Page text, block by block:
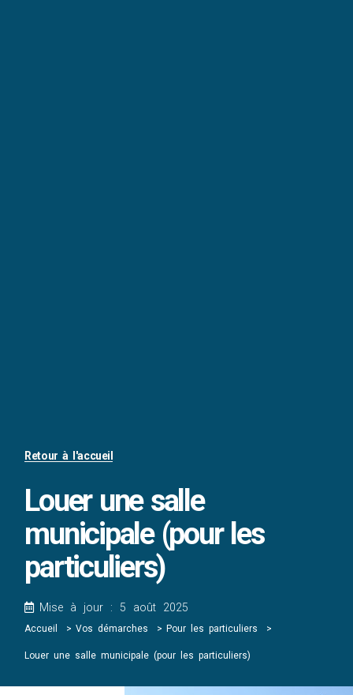
Retour à l'accueil
Louer une salle
municipale (pour les
particuliers)
Mise à jour : 5 août 2025
Accueil Vos démarches Pour les particuliers
Louer une salle municipale (pour les particuliers)